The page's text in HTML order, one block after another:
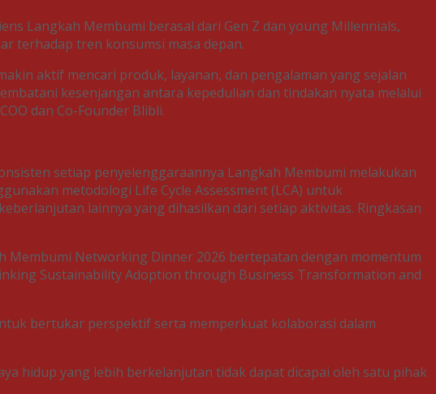
Langkah Membumi berasal dari Gen Z dan young Millennials,
terhadap tren konsumsi masa depan.
aktif mencari produk, layanan, dan pengalaman yang sejalan
kesenjangan antara kepedulian dan tindakan nyata melalui
dan Co-Founder Blibli.
setiap penyelenggaraannya Langkah Membumi melakukan
metodologi Life Cycle Assessment (LCA) untuk
lainnya yang dihasilkan dari setiap aktivitas. Ringkasan
Membumi Networking Dinner 2026 bertepatan dengan momentum
Sustainability Adoption through Business Transformation and
bertukar perspektif serta memperkuat kolaborasi dalam
hidup yang lebih berkelanjutan tidak dapat dicapai oleh satu pihak